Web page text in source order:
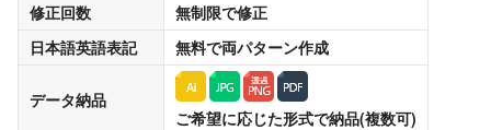
修正回数
無制限で修正
日本語英語表記
無料で両パターン作成
データ納品
ご希望に応じた形式で納品(複数可)